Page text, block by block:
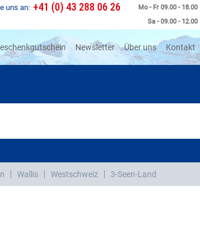
Mo - Fr 09.00 - 18.00
Sa - 09.00 - 12.00
uns an: +41 (0) 43 288 06 26
Newsletter Über uns Kontakt
Wallis Westschweiz 3-Seen-Land